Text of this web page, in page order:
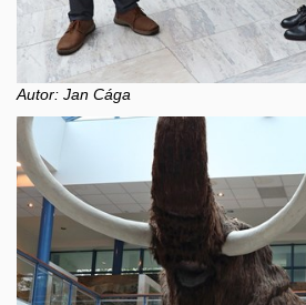
Autor: Jan Cága